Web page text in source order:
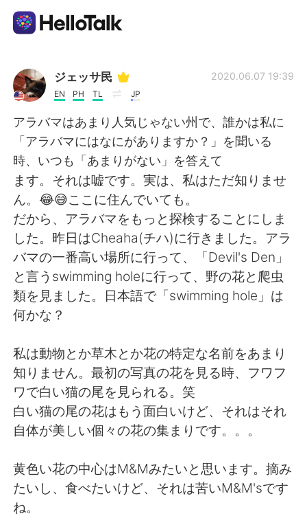
Language Exchange App
AI Grammar Checker
English
简体中文 繁體中文
Español العربية
Français Deutsch
日本語
Русский ไทย
Indonesia Italiano
Türkçe Tiếng Việt
ジェッサ民
EN PH TL JP
2020.06.07 19:39
アラバマはあまり人気じゃない州で、誰かは私に
「アラバマにはなにがありますか？」を聞いる
時、いつも「あまりがない」を答えて
ます。それは嘘です。実は、私はただ知りませ
ん。😂😅ここに住んでいても。
だから、アラバマをもっと探検することにしま
した。昨日はCheaha(チハ)に行きました。アラ
バマの一番高い場所に行って、「Devil's Den」
と言うswimming holeに行って、野の花と爬虫
類を見ました。日本語で「swimming hole」は
何かな？
私は動物とか草木とか花の特定な名前をあまり
知りません。最初の写真の花を見る時、フワフ
ワで白い猫の尾を見られる。笑
白い猫の尾の花はもう面白いけど、それはそれ
自体が美しい個々の花の集まりです。。。
黄色い花の中心はM&Mみたいと思います。摘み
たいし、食べたいけど、それは苦いM&M'sです
ね。